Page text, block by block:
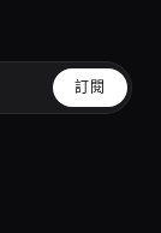
訂閱